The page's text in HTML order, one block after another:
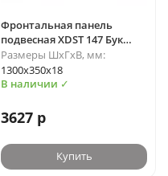
Фронтальная панель
подвесная XDST 147 Бук
Тиара/Алюминий
1300х350х18 XTEN-S
Размеры ШхГхВ, мм:
1300х350х18
В наличии ✓
3627 р
Купить